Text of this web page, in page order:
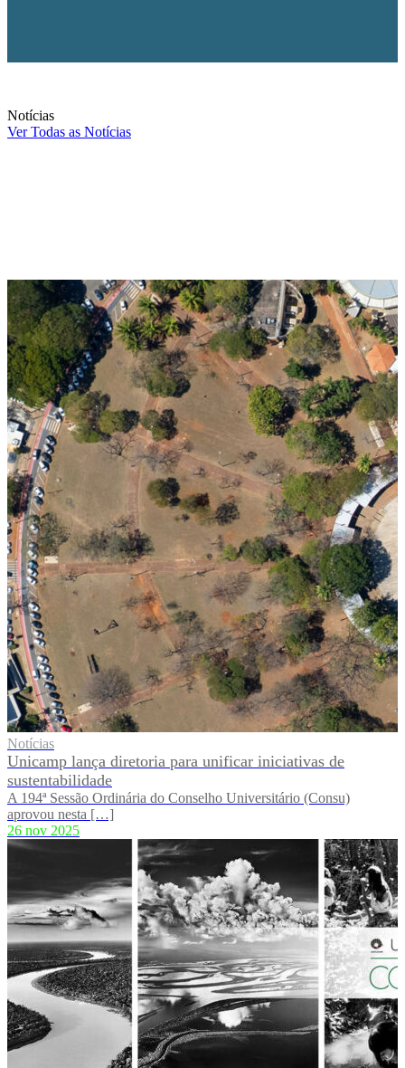
Notícias
Ver Todas as Notícias
Notícias
Unicamp lança diretoria para unificar iniciativas de
sustentabilidade
A 194ª Sessão Ordinária do Conselho Universitário (Consu)
aprovou nesta […]
26 nov 2025